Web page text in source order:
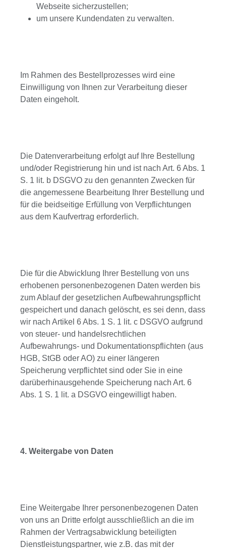
Webseite sicherzustellen;
um unsere Kundendaten zu verwalten.
Im Rahmen des Bestellprozesses wird eine
Einwilligung von Ihnen zur Verarbeitung dieser
Daten eingeholt.
Die Datenverarbeitung erfolgt auf Ihre Bestellung
und/oder Registrierung hin und ist nach Art. 6 Abs. 1
S. 1 lit. b DSGVO zu den genannten Zwecken für
die angemessene Bearbeitung Ihrer Bestellung und
für die beidseitige Erfüllung von Verpflichtungen
aus dem Kaufvertrag erforderlich.
Die für die Abwicklung Ihrer Bestellung von uns
erhobenen personenbezogenen Daten werden bis
zum Ablauf der gesetzlichen Aufbewahrungspflicht
gespeichert und danach gelöscht, es sei denn, dass
wir nach Artikel 6 Abs. 1 S. 1 lit. c DSGVO aufgrund
von steuer- und handelsrechtlichen
Aufbewahrungs- und Dokumentationspflichten (aus
HGB, StGB oder AO) zu einer längeren
Speicherung verpflichtet sind oder Sie in eine
darüberhinausgehende Speicherung nach Art. 6
Abs. 1 S. 1 lit. a DSGVO eingewilligt haben.
4. Weitergabe von Daten
Eine Weitergabe Ihrer personenbezogenen Daten
von uns an Dritte erfolgt ausschließlich an die im
Rahmen der Vertragsabwicklung beteiligten
Dienstleistungspartner, wie z.B. das mit der